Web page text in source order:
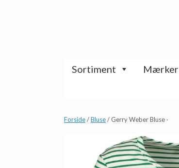
Sortiment Mærker
Forside/Bluse/ Gerry Weber Bluse ·